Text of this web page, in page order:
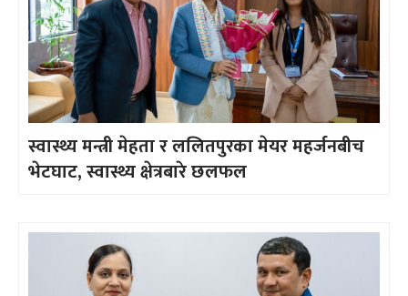
स्वास्थ्य मन्त्री मेहता र ललितपुरका मेयर महर्जनबीच
भेटघाट, स्वास्थ्य क्षेत्रबारे छलफल